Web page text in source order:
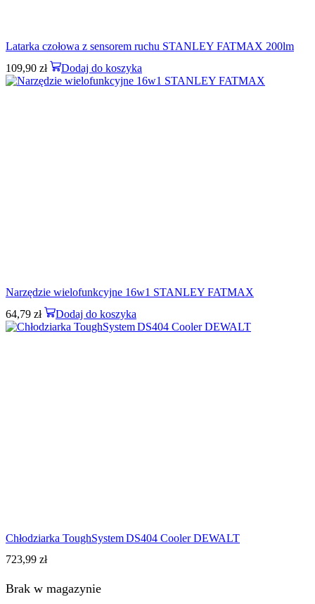
Latarka czołowa z sensorem ruchu STANLEY FATMAX 200lm
109,90 zł Dodaj do koszyka
Narzędzie wielofunkcyjne 16w1 STANLEY FATMAX
64,79 zł Dodaj do koszyka
Chłodziarka ToughSystem DS404 Cooler DEWALT
723,99 zł
Brak w magazynie